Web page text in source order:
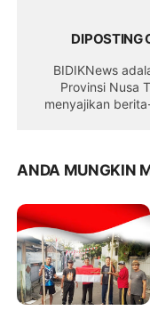
DIPOSTING
BIDIKNews
Provinsi Nusa
menyajikan
ANDA MUNGKIN